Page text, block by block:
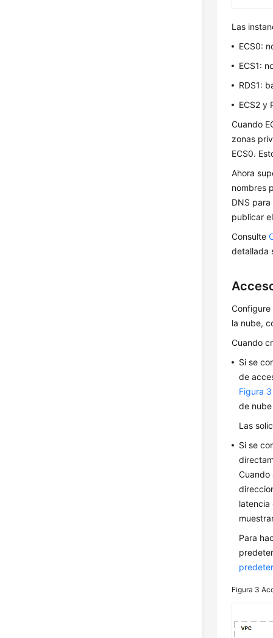
Las
ECS0:
ECS1:
RDS1:
ECS2 y
Cuando
zonas
ECS0.
Ahora
nombres
DNS
publicar
Consulte
detallada
Configure
la nube,
Cuando
Si se
de
Figura 3
de
Las
Si se
Cuando
latencia
Para
Figura 3